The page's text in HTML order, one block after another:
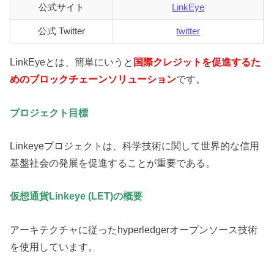
公式サイト LinkEye
公式 Twitter twitter
LinkEyeとは、簡単にいうと 国際クレジットを促進するた
めのブロックチェーンソリューションです。
プロジェクト目標
Linkeyeプロジェクトは、科学技術に関して世界的な信用
基盤社会の発展を促進することが重要である。
仮想通貨Linkeye (LET)の概要
アーキテクチャに従ったhyperledgerオープンソース技術
を使用しています。